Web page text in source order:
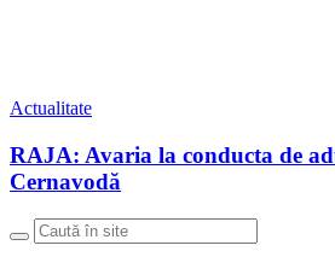
Actualitate
RAJA: Avaria la conducta de
Cernavodă